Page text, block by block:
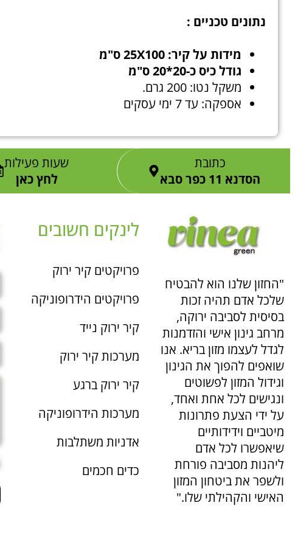
נתונים טכניים :
מידות על קיר: 25X100 ס"מ
גודל כיס כ-20*20 ס"מ
משקל נטו: 200 גרם.
אספקה: עד 7 ימי עסקים
כתובת
הסדנא 11 כפר סבא
שעות פעילות
לחץ כאן
"החזון שלנו הוא להבטיח
שלכל אדם תהיה זכות
בסיסית לסביבה ירוקה,
מרחב גינון אישי והזדמנות
לגדל לעצמו מזון בריא. אנו
שואפים להפוך את הגינון
וגידול המזון לפשוטים
ונגישים לכל אחת ואחד,
על ידי הצעת פתרונות
מיטביים וידידותיים
שיאפשרו לכל אדם
ליהנות מסביבה פורחת
ולשפר את ביטחון המזון
האישי והקהילתי שלו."
לינקים חשובים
פרויקטים קיר ירוק
פרויקטים הידרופוניקה
קיר ירוק נייד
מערכות קיר ירוק
קיר ירוק ברגע
מערכות הידרופוניקה
אדניות משתלבות
כדים חכמים